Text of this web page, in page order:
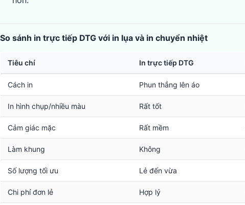
So sánh in trực tiếp DTG với in lụa và in chuyển nhiệt
Tiêu chí In trực tiếp DTG
Cách in Phun thẳng lên áo
In hình chụp/nhiều màu Rất tốt
Cảm giác mặc Rất mềm
Làm khung Không
Số lượng tối ưu Lẻ đến vừa
Chi phí đơn lẻ Hợp lý